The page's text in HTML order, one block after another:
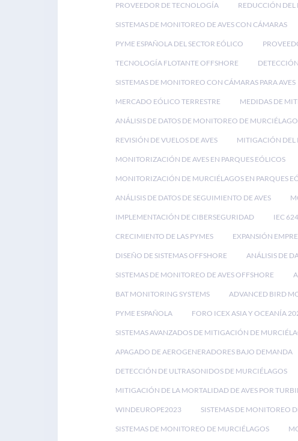
PROVEEDOR DE TECNOLOGÍA REDUCCIÓN DEL
SISTEMAS DE MONITOREO DE AVES CON CÁMARAS
PYME ESPAÑOLA DEL SECTOR EÓLICO
TECNOLOGÍA FLOTANTE OFFSHORE
SISTEMAS DE MONITOREO CON CÁMARAS PARA AVES
MERCADO EÓLICO TERRESTRE MEDIDAS DE
ANÁLISIS DE DATOS DE MONITOREO DE
REVISIÓN DE VUELOS DE AVES MITIGACIÓN DEL
MONITORIZACIÓN DE AVES EN PARQUES EÓLICOS
MONITORIZACIÓN DE MURCIÉLAGOS EN PARQUES
ANÁLISIS DE DATOS DE SEGUIMIENTO DE AVES
IMPLEMENTACIÓN DE CIBERSEGURIDAD IEC
CRECIMIENTO DE LAS PYMES EXPANSIÓN
DISEÑO DE SISTEMAS OFFSHORE ANÁLISIS DE
SISTEMAS DE MONITOREO DE AVES OFFSHORE
BAT MONITORING SYSTEMS ADVANCED BIRD
PYME ESPAÑOLA FORO ICEX ASIA Y OCEANÍA
SISTEMAS AVANZADOS DE MITIGACIÓN DE
APAGADO DE AEROGENERADORES BAJO DEMANDA
DETECCIÓN DE ULTRASONIDOS DE MURCIÉLAGOS
MITIGACIÓN DE LA MORTALIDAD DE AVES POR
WINDEUROPE2023 SISTEMAS DE MONITOREO
SISTEMAS DE MONITOREO DE MURCIÉLAGOS